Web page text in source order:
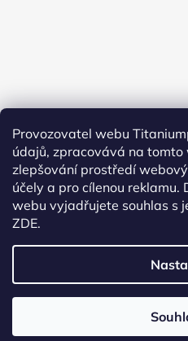
Provozovatel webu
údajů, zpracovává na tomto
zlepšování prostředí
účely a pro cílenou
webu vyjadřujete souhlas s
ZDE.
Sledovat na
Facebook